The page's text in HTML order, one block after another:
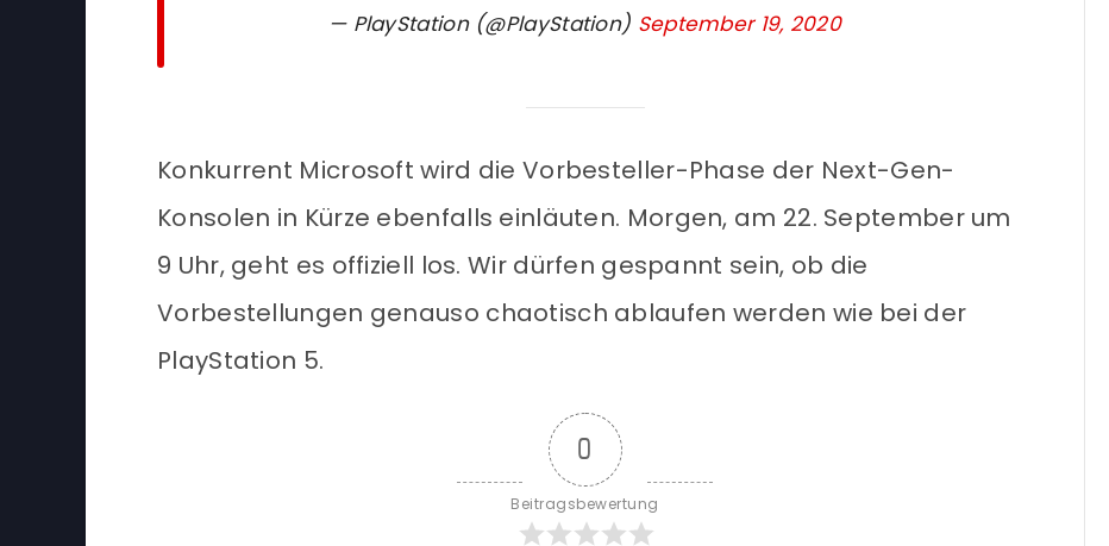
— PlayStation (@PlayStation) September 19, 2020
Konkurrent Microsoft wird die Vorbesteller-Phase der Next-Gen-
Konsolen in Kürze ebenfalls einläuten. Morgen, am 22. September um
9 Uhr, geht es offiziell los. Wir dürfen gespannt sein, ob die
Vorbestellungen genauso chaotisch ablaufen werden wie bei der
PlayStation 5.
0
Beitragsbewertung